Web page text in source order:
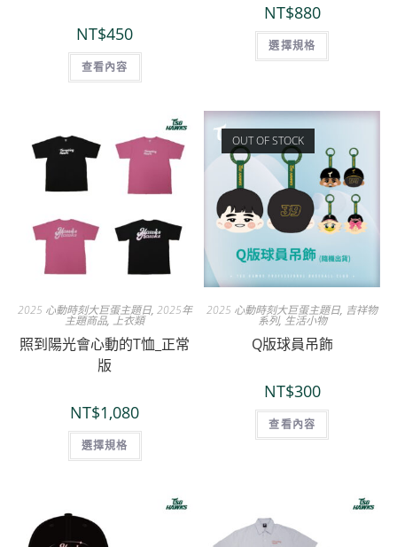
NT$450
查看內容
NT$880
選擇規格
2025 心動時刻大巨蛋主題日, 2025年
主題商品, 上衣類
照到陽光會心動的T恤_正常
版
NT$1,080
選擇規格
OUT OF STOCK
2025 心動時刻大巨蛋主題日, 吉祥物
系列, 生活小物
Q版球員吊飾
NT$300
查看內容